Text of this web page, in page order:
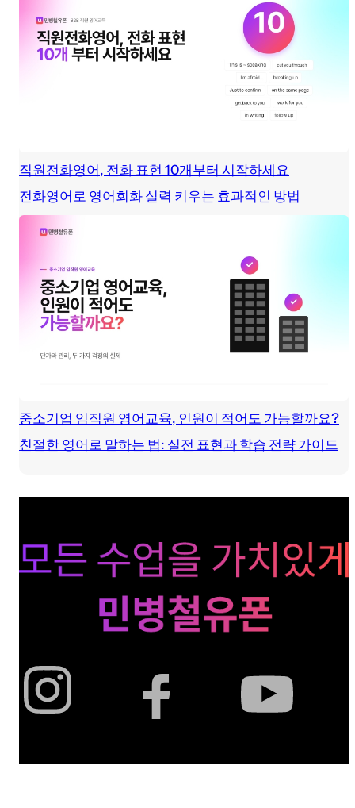
직원전화영어, 전화 표현 10개부터 시작하세요
전화영어로 영어회화 실력 키우는 효과적인 방법
중소기업 임직원 영어교육, 인원이 적어도 가능할까요?
친절한 영어로 말하는 법: 실전 표현과 학습 전략 가이드